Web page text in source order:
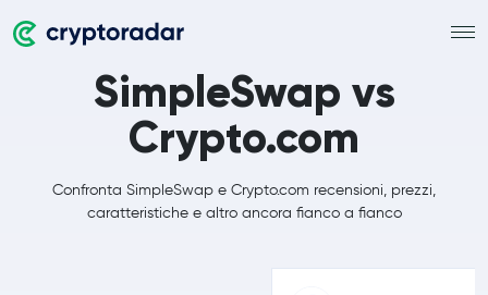
SimpleSwap vs
Crypto.com
Confronta SimpleSwap e Crypto.com recensioni, prezzi,
caratteristiche e altro ancora fianco a fianco